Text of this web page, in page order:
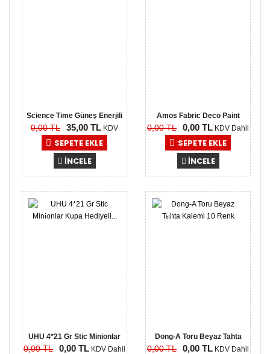
Science Time Güneş Enerjili
Te..
0,00 TL 35,00 TL KDV
Dahil
SEPETE EKLE
İNCELE
Amos Fabric Deco Paint
Söküleb..
0,00 TL 0,00 TL KDV Dahil
SEPETE EKLE
İNCELE
0,00
TL
UHU 4*21 Gr Stic Minionlar
Kup..
0,00 TL 0,00 TL KDV Dahil
0,00
TL
Dong-A Toru Beyaz Tahta
Kalemi..
0,00 TL 0,00 TL KDV Dahil